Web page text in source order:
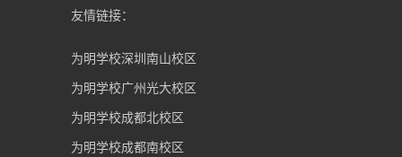
友情链接：
为明学校深圳南山校区
为明学校广州光大校区
为明学校成都北校区
为明学校成都南校区